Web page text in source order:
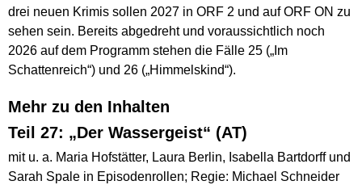
drei neuen Krimis sollen 2027 in ORF 2 und auf ORF ON zu
sehen sein. Bereits abgedreht und voraussichtlich noch
2026 auf dem Programm stehen die Fälle 25 („Im
Schattenreich“) und 26 („Himmelskind“).
Mehr zu den Inhalten
Teil 27: „Der Wassergeist“ (AT)
mit u. a. Maria Hofstätter, Laura Berlin, Isabella Bartdorff und
Sarah Spale in Episodenrollen; Regie: Michael Schneider